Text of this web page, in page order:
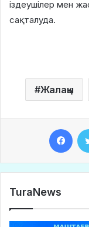
іздеушілер мен
сақталуда.
Жалақы
TuraNews